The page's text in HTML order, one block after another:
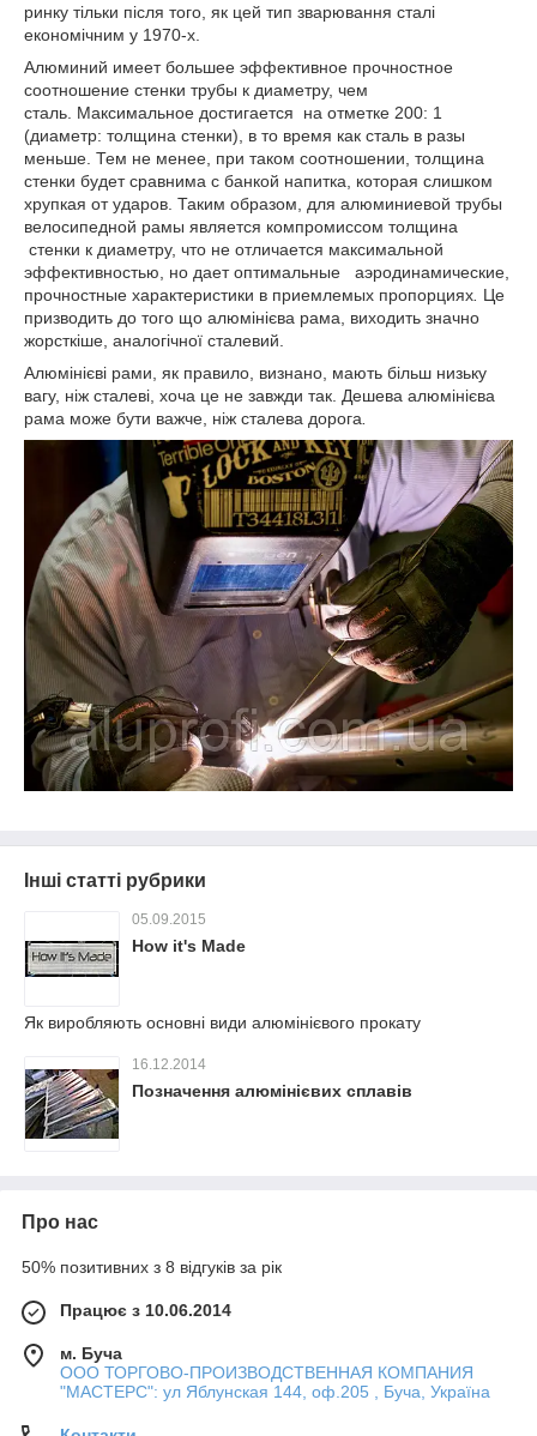
ринку тільки після того, як цей тип зварювання сталі
економічним у 1970-х.
Алюминий имеет большее эффективное прочностное
соотношение стенки трубы к диаметру, чем
сталь. Максимальное достигается на отметке 200: 1
(диаметр: толщина стенки), в то время как сталь в разы
меньше. Тем не менее, при таком соотношении, толщина
стенки будет сравнима с банкой напитка, которая слишком
хрупкая от ударов. Таким образом, для алюминиевой трубы
велосипедной рамы является компромиссом толщина
стенки к диаметру, что не отличается максимальной
эффективностью, но дает оптимальные аэродинамические,
прочностные характеристики в приемлемых пропорциях Це
призводить до того що алюмінієва рама, виходить значно
жорсткіше, аналогічної сталевий.
Алюмінієві рами, як правило, визнано, мають більш низьку
вагу, ніж сталеві, хоча це не завжди так. Дешева алюмінієва
рама може бути важче, ніж сталева дорога
Інші статті рубрики
05.09.2015
How it's Made
Як виробляють основні види алюмінієвого прокату
16.12.2014
Позначення алюмінієвих сплавів
Про нас
50% позитивних з 8 відгуків за рік
Працює з 10.06.2014
м. Буча
ООО ТОРГОВО-ПРОИЗВОДСТВЕННАЯ КОМПАНИЯ
"МАСТЕРС": ул Яблунская 144, оф.205 , Буча, Україна